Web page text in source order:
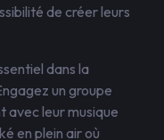
de créer leurs
dans la
un groupe
avec leur musique
en plein air où